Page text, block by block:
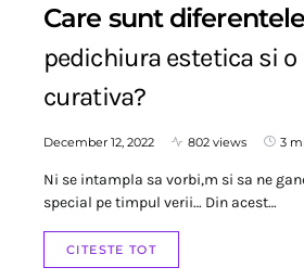
Care sunt
pedichiura estetica si
curativa?
December 12, 2022 802 views 3
Ni se intampla sa vorbi,m si sa ne
special pe timpul verii… Din acest…
CITESTE TOT